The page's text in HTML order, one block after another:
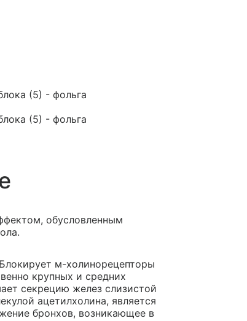
(5) - фольга
(5) - фольга
обусловленным
м-холинорецепторы
крупных и средних
секрецию желез слизистой
ацетилхолина, является
бронхов, возникающее в